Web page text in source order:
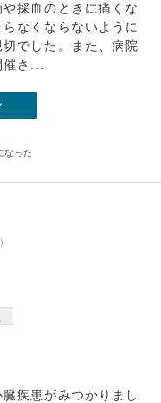
採血のときに痛くな
なくならないように
でした。また、病院
さ...
なった
疾患がみつかりまし